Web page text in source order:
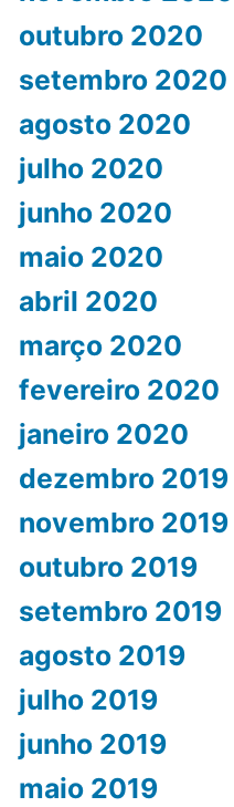
outubro 2020
setembro 2020
agosto 2020
julho 2020
junho 2020
maio 2020
abril 2020
março 2020
fevereiro 2020
janeiro 2020
dezembro 2019
novembro 2019
outubro 2019
setembro 2019
agosto 2019
julho 2019
junho 2019
maio 2019